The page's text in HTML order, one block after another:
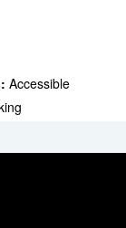
Accessible